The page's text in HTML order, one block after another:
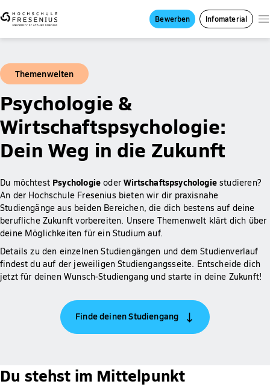
Bewerben Infomaterial
Themenwelten
Psychologie &
Wirtschaftspsychologie:
Dein Weg in die Zukunft
Du möchtest Psychologie oderWirtschaftspsychologiestudieren?
An der Hochschule Fresenius bieten wir dir praxisnahe
Studiengänge aus beiden Bereichen, die dich bestens auf deine
berufliche Zukunft vorbereiten. Unsere Themenwelt klärt dich über
deine Möglichkeiten für ein Studium auf.
Details zu den einzelnen Studiengängen und dem Studienverlauf
findest du auf der jeweiligen Studiengangsseite. Entscheide dich
jetzt für deinen Wunsch-Studiengang und starte in deine Zukunft!
Finde deinen Studiengang
Du stehst im Mittelpunkt